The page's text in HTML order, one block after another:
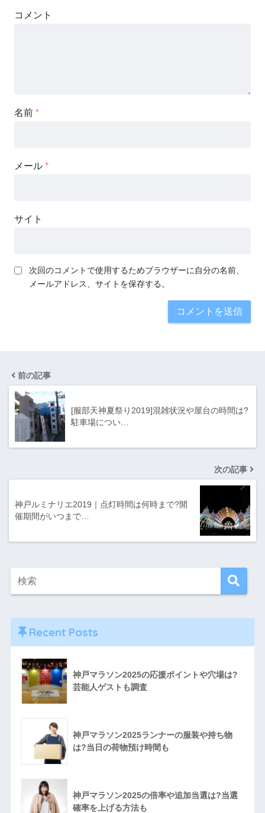
コメント
名前 *
メール *
サイト
次回のコメントで使用するためブラウザーに自分の名前、
メールアドレス、サイトを保存する。
前の記事
[服部天神夏祭り2019]混雑状況や屋台の時間は?
駐車場につい…
次の記事
神戸ルミナリエ2019｜点灯時間は何時まで?開
催期間がいつまで…
Recent Posts
神戸マラソン2025の応援ポイントや穴場は?
芸能人ゲストも調査
神戸マラソン2025ランナーの服装や持ち物
は?当日の荷物預け時間も
神戸マラソン2025の倍率や追加当選は?当選
確率を上げる方法も